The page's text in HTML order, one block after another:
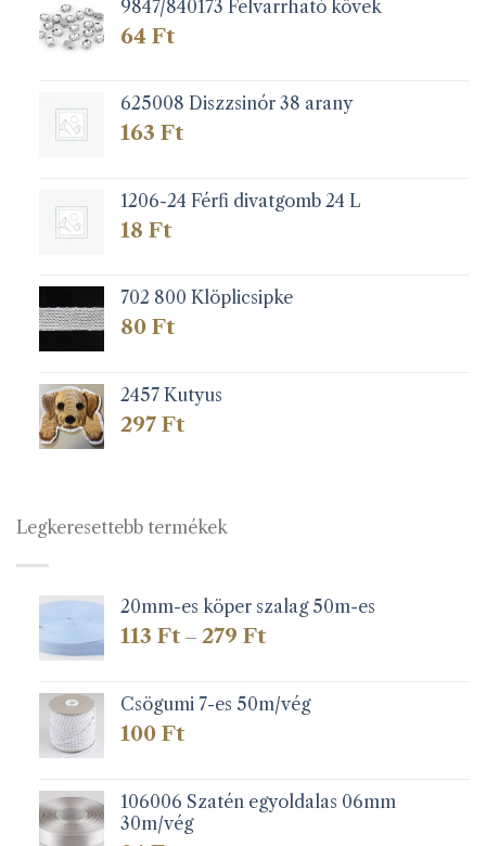
9847/840173 Felvarrható kövek
64 Ft
625008 Diszzsinór 38 arany
163 Ft
1206-24 Férfi divatgomb 24 L
18 Ft
702 800 Klöplicsipke
80 Ft
2457 Kutyus
297 Ft
Legkeresettebb termékek
20mm-es köper szalag 50m-es
113 Ft – 279 FtÁrtartomány:
279 Ft
Csögumi 7-es 50m/vég
100 Ft
106006 Szatén egyoldalas 06mm
30m/vég